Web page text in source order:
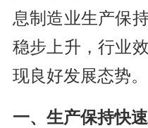
息制造业生产保
稳步上升，行业
现良好发展态势。
一、生产保持快